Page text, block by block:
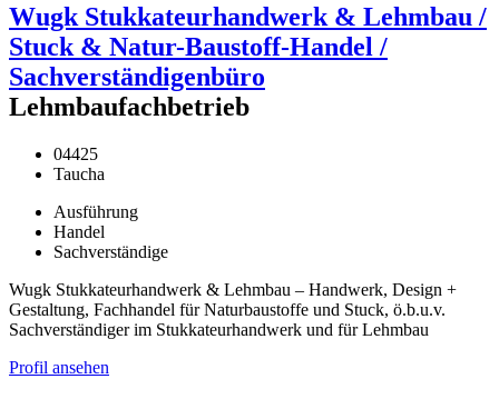
Wugk Stukkateurhandwerk & Lehmbau /
Stuck & Natur-Baustoff-Handel /
Sachverständigenbüro
Lehmbaufachbetrieb
04425
Taucha
Ausführung
Handel
Sachverständige
Wugk Stukkateurhandwerk & Lehmbau – Handwerk, Design +
Gestaltung, Fachhandel für Naturbaustoffe und Stuck, ö.b.u.v.
Sachverständiger im Stukkateurhandwerk und für Lehmbau
Profil ansehen